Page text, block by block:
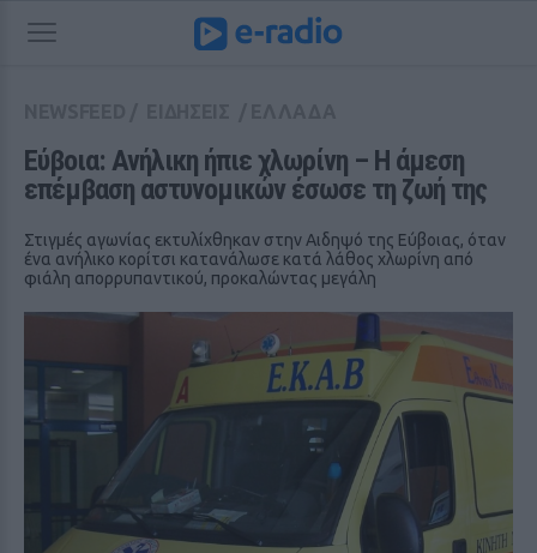
Εύβοια: Ανήλικη ήπιε χλωρίνη – Η άμεση
επέμβαση αστυνομικών έσωσε τη ζωή της
Στιγμές αγωνίας εκτυλίχθηκαν στην Αιδηψό της Εύβοιας, όταν
ένα ανήλικο κορίτσι κατανάλωσε κατά λάθος χλωρίνη από
φιάλη απορρυπαντικού, προκαλώντας μεγάλη